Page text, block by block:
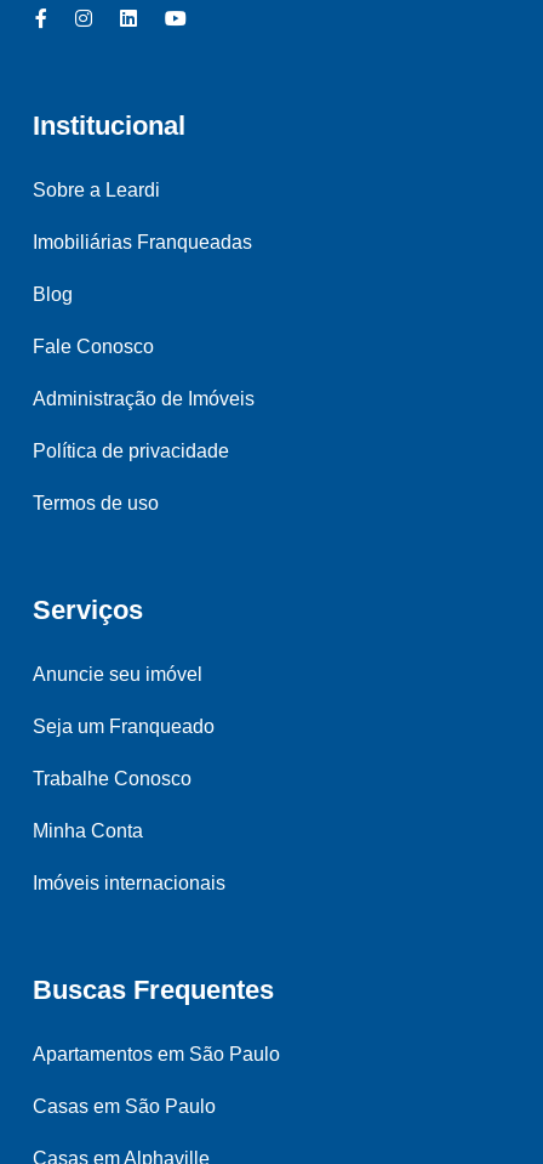
Institucional
Sobre a Leardi
Imobiliárias Franqueadas
Blog
Fale Conosco
Administração de Imóveis
Política de privacidade
Termos de uso
Serviços
Anuncie seu imóvel
Seja um Franqueado
Trabalhe Conosco
Minha Conta
Imóveis internacionais
Buscas Frequentes
Apartamentos em São Paulo
Casas em São Paulo
Casas em Alphaville